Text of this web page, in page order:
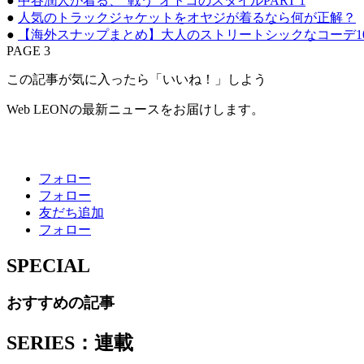
● 人気のトラックジャケットをオヤジが着るなら何が正解？
●
【海外スナップまとめ】大人のストリートシックなコーデ
PAGE 3
この記事が気に入ったら「いいね！」しよう
Web LEONの最新ニュースをお届けします。
フォロー
フォロー
友だち追加
フォロー
SPECIAL
おすすめの記事
SERIES：連載